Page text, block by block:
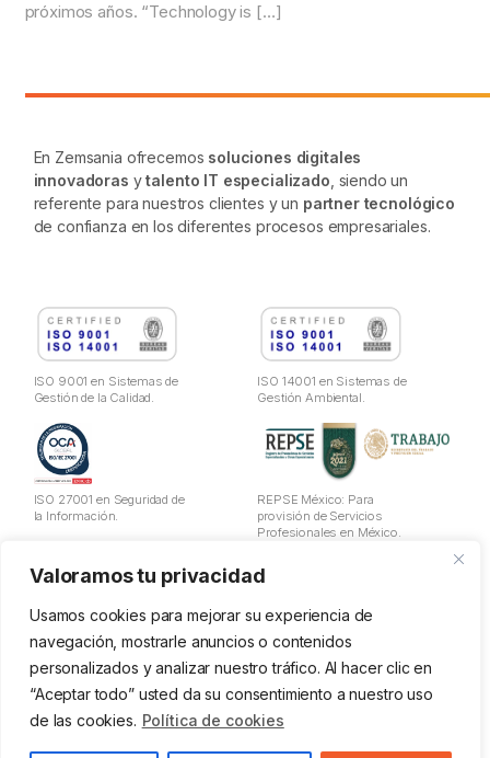
Valoramos tu privacidad
Usamos cookies para mejorar su experiencia de
navegación, mostrarle anuncios o contenidos
personalizados y analizar nuestro tráfico. Al hacer clic en
“Aceptar todo” usted da su consentimiento a nuestro uso
de las cookies. Política de cookies
próximos años. “Technology is […]
En Zemsania ofrecemos soluciones digitales
innovadoras ytalento IT especializado , siendo un
referente para nuestros clientes y un partner tecnológico
de confianza en los diferentes procesos empresariales.
ISO 9001 en Sistemas de
Gestión de la Calidad.
ISO 14001 en Sistemas de
Gestión Ambiental.
ISO 27001 en Seguridad de
la Información.
REPSE México: Para
provisión de Servicios
Profesionales en México.
Política de Privacidad
Cookies
Política de la Seguridad de Información
Política Ges. Calidad y Ambiental
Política PRL